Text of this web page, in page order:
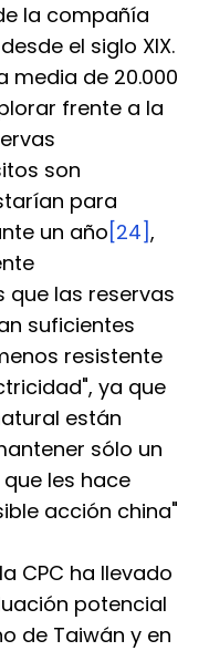
la compañía
desde el siglo XIX.
media de 20.000
frente a la
son
para
un año [24],
que las reservas
suficientes
resistente
ya que
están
sólo un
les hace
acción china"
CPC ha llevado
potencial
de Taiwán y en